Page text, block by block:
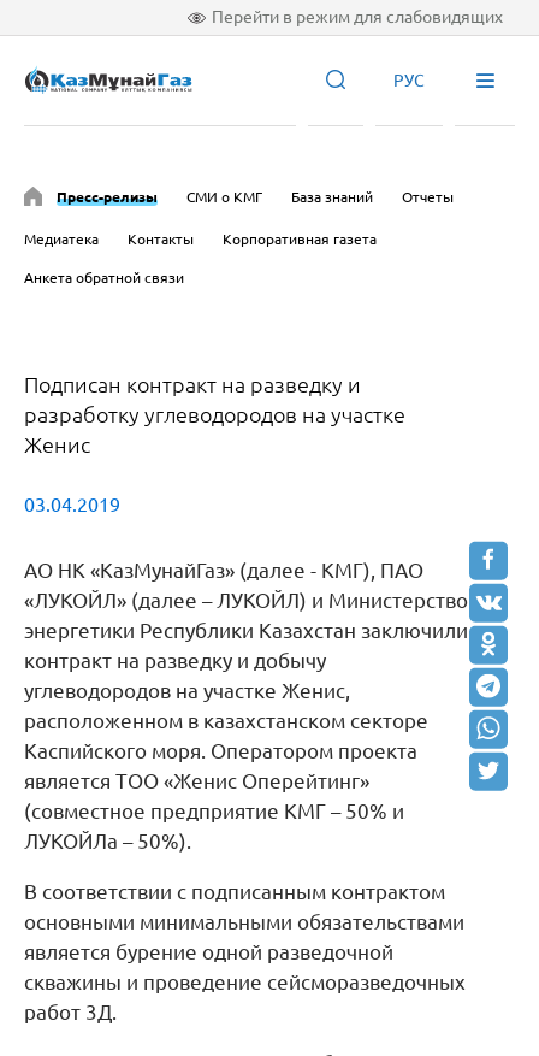
Перейти в режим для слабовидящих
РУС
Пресс-релизы СМИ о КМГ База знаний Отчеты
Медиатека Контакты Корпоративная газета
Анкета обратной связи
Подписан контракт на разведку и
разработку углеводородов на участке
Женис
03.04.2019
АО НК «КазМунайГаз» (далее - КМГ), ПАО
«ЛУКОЙЛ» (далее – ЛУКОЙЛ) и Министерство
энергетики Республики Казахстан заключили
контракт на разведку и добычу
углеводородов на участке Женис,
расположенном в казахстанском секторе
Каспийского моря. Оператором проекта
является ТОО «Женис Оперейтинг»
(совместное предприятие КМГ – 50% и
ЛУКОЙЛа – 50%).
В соответствии с подписанным контрактом
основными минимальными обязательствами
является бурение одной разведочной
скважины и проведение сейсморазведочных
работ 3Д.